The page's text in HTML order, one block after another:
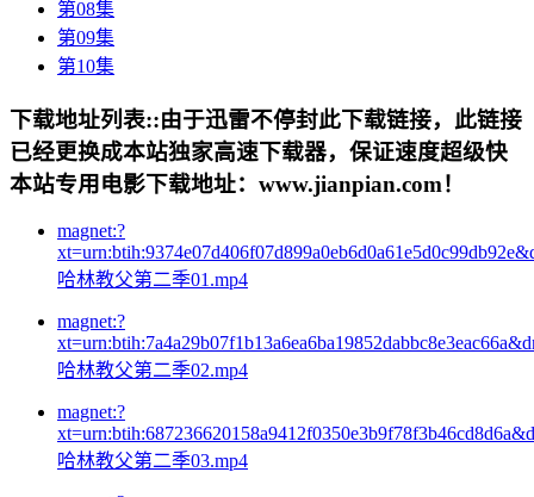
第08集
第09集
第10集
下载地址列表::由于迅雷不停封此下载链接，此链接
已经更换成本站独家高速下载器，保证速度超级快
本站专用电影下载地址：www.jianpian.com！
magnet:?
哈林教父第二季01.mp4
magnet:?
哈林教父第二季02.mp4
magnet:?
哈林教父第二季03.mp4